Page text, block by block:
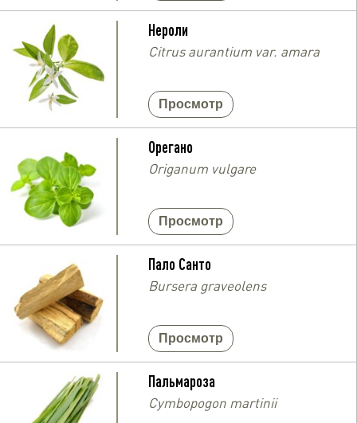
Нероли
Citrus aurantium var. amara
Просмотр
Орегано
Origanum vulgare
Просмотр
Пало Санто
Bursera graveolens
Просмотр
Пальмароза
Cymbopogon martinii